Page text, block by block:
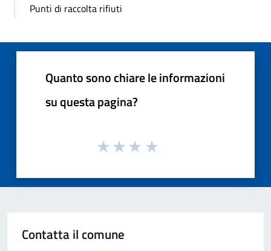
Punti di raccolta rifiuti
Quanto sono chiare le informazioni
su questa pagina?
Contatta il comune